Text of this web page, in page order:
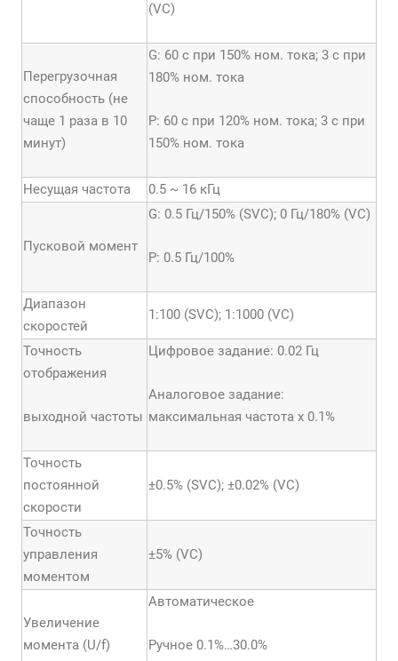
(VC)
Перегрузочная
способность (не
чаще 1 раза в 10
минут)
G: 60 с при 150% ном. тока; 3 с при
180% ном. тока
P: 60 с при 120% ном. тока; 3 с при
150% ном. тока
Несущая частота 0.5 ~ 16 кГц
Пусковой момент
G: 0.5 Гц/150% (SVC); 0 Гц/180% (VC)
Р: 0.5 Гц/100%
Диапазон
скоростей
1:100 (SVC); 1:1000 (VC)
Точность
отображения
выходной частоты
Цифровое задание: 0.02 Гц
Аналоговое задание:
максимальная частота х 0.1%
Точность
постоянной
скорости
±0.5% (SVC); ±0.02% (VC)
Точность
управления
моментом
±5% (VC)
Увеличение
момента (U/f)
Автоматическое
Ручное 0.1%…30.0%